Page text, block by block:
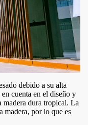
debido a su alta
cuenta en el diseño y
madera dura tropical. La
madera, por lo que es